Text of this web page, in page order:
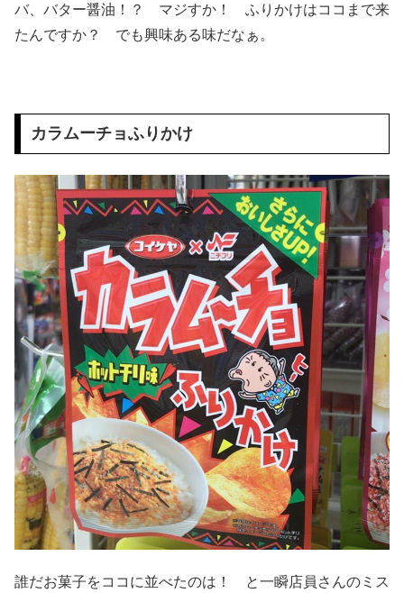
バ、バター醤油！？ マジすか！ ふりかけはココまで来
たんですか？ でも興味ある味だなぁ。
カラムーチョふりかけ
誰だお菓子をココに並べたのは！ と一瞬店員さんのミス